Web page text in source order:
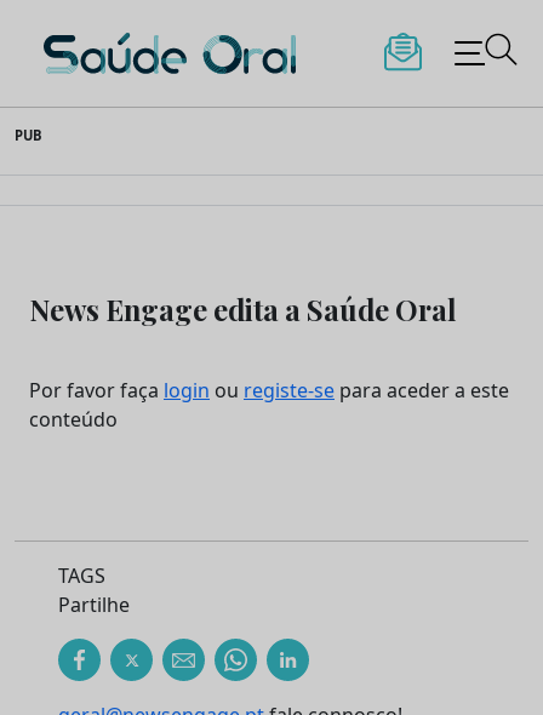
to
content
Saúde Oral
PUB
News Engage edita a Saúde Oral
Por favor faça login ou registe-se para aceder a este
conteúdo
TAGS
Partilhe